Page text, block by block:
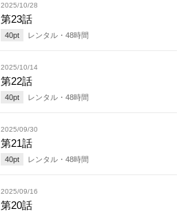
2025/10/28
第23話
40pt レンタル・ 48時間
2025/10/14
第22話
40pt レンタル・ 48時間
2025/09/30
第21話
40pt レンタル・ 48時間
2025/09/16
第20話